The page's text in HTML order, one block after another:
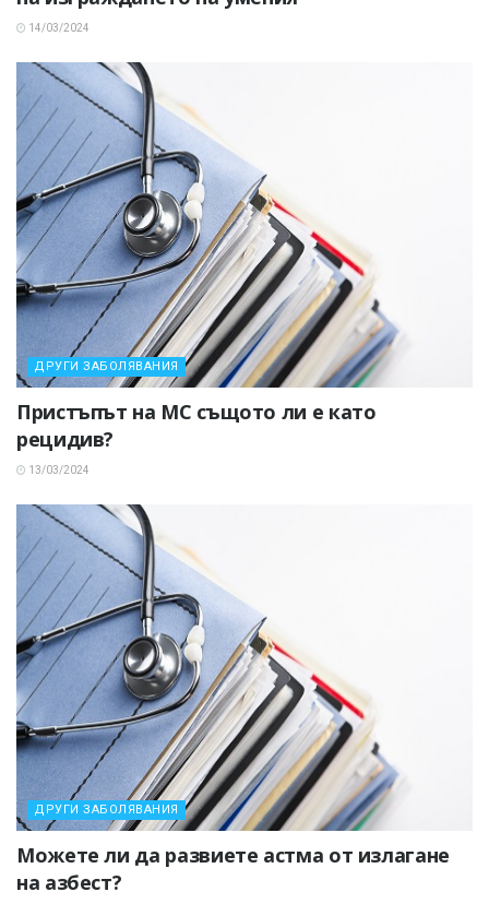
14/03/2024
ДРУГИ ЗАБОЛЯВАНИЯ
Пристъпът на МС същото ли е като
рецидив?
13/03/2024
ДРУГИ ЗАБОЛЯВАНИЯ
Можете ли да развиете астма от излагане
на азбест?